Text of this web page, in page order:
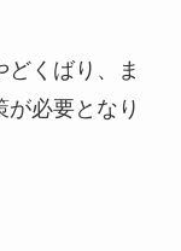
くばり、ま
が必要となり